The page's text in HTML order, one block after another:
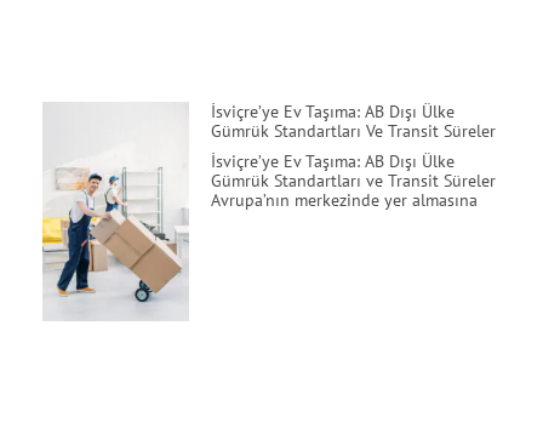
İsviçre’ye Ev Taşıma: AB Dışı Ülke
Gümrük Standartları Ve Transit Süreler
İsviçre’ye Ev Taşıma: AB Dışı Ülke
Gümrük Standartları ve Transit Süreler
Avrupa’nın merkezinde yer almasına